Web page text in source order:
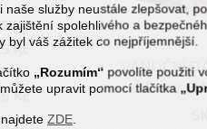
naše služby neustále zlepšovat,
zajištění spolehlivého a
byl váš zážitek co nejpříjemnější.
„Rozumím“ povolíte použití
upravit pomocí tlačítka
najdeteZDE
Kč
Kč
Kč
Kč
VÁNOČNÍ
ČAJŮ V